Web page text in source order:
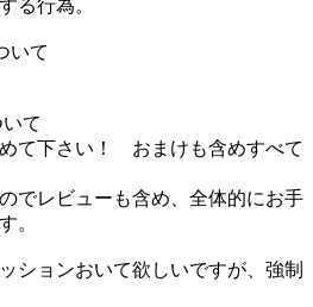
る行為。
いて
て
て下さい！ おまけも含めすべて
でレビューも含め、全体的にお手
。
ションおいて欲しいですが、強制